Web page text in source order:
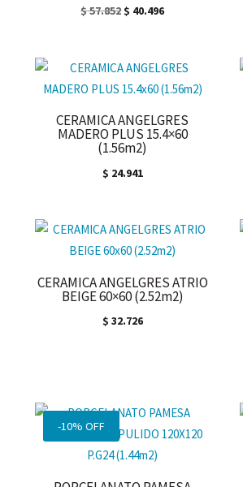
$57.852 El
era:
$ 57.852.
$ 40.496El
es:
$ 40.496.
CERAMICA ANGELGRES
MADERO PLUS 15.4×60
(1.56m2)
$ 24.941
CERAMICA ANGELGRES ATRIO
BEIGE 60×60 (2.52m2)
$ 32.726
-10% OFF